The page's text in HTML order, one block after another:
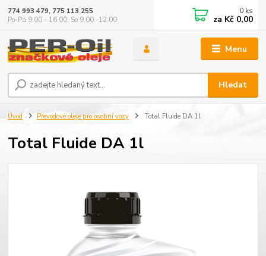
Menu
Hledat
774 993 479, 775 113 255
Po-Pá 9.00 - 16.00, So 9.00 -12.00
0 ks
za Kč 0,00
Úvod Převodové oleje pro osobní vozy Total Fluide DA 1l
Total Fluide DA 1l